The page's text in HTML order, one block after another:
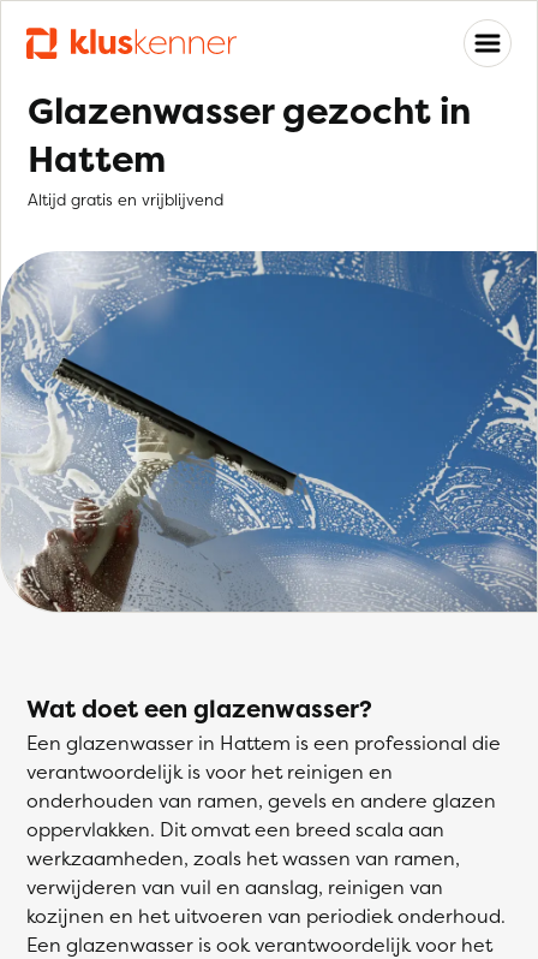
Glazenwasser gezocht in
Hattem
Altijd gratis en vrijblijvend
Wat doet een glazenwasser?
Een glazenwasser in Hattem is een professional die
verantwoordelijk is voor het reinigen en
onderhouden van ramen, gevels en andere glazen
oppervlakken. Dit omvat een breed scala aan
werkzaamheden, zoals het wassen van ramen,
verwijderen van vuil en aanslag, reinigen van
kozijnen en het uitvoeren van periodiek onderhoud.
Een glazenwasser is ook verantwoordelijk voor het